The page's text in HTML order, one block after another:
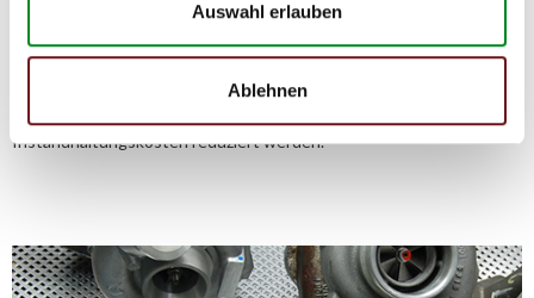
Auswahl erlauben
Ablehnen
denen eines neuen Turboladers vergleichbar.
Durch die Verwendung von Originalteilen und qualitativ
des Preises eines Originalturboladers. Auf diese
Weise können Reparatur- und
Instandhaltungskosten reduziert werden.